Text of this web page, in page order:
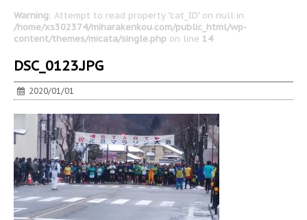
Warning: Attempt to read property "cat_ID" on null in
/home/xs302374/miharakenkou.com/public_html/wp-
content/themes/micata/single.php on line 14
DSC_0123.JPG
2020/01/01